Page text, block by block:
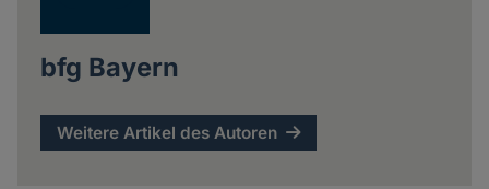
bfg Bayern
Weitere Artikel des Autoren